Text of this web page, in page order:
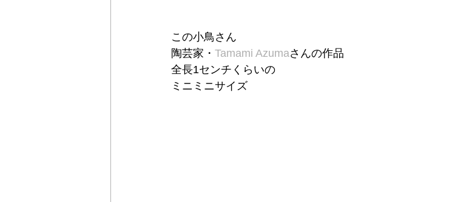
この小鳥さん
陶芸家・ Tamami Azumaさんの作品
全長1センチくらいの
ミニミニサイズ